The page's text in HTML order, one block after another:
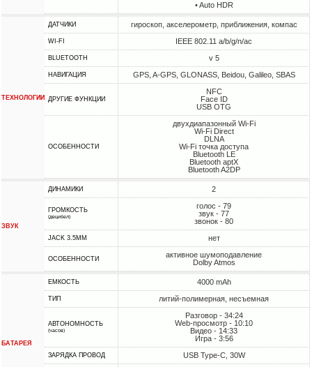
• Auto HDR
ТЕХНОЛОГИИ
ДАТЧИКИ гироскоп, акселерометр, приближения, компас
WI-FI IEEE 802.11 a/b/g/n/ac
BLUETOOTH v 5
НАВИГАЦИЯ GPS, A-GPS, GLONASS, Beidou, Galileo, SBAS
ДРУГИЕ ФУНКЦИИ
NFC
Face ID
USB OTG
ОСОБЕННОСТИ
двухдиапазонный Wi-Fi
Wi-Fi Direct
DLNA
Wi-Fi точка доступа
Bluetooth LE
Bluetooth aptX
Bluetooth A2DP
ЗВУК
ДИНАМИКИ 2
ГРОМКОСТЬ
(децибел)
голос - 79
звук - 77
звонок - 80
JACK 3.5MM нет
ОСОБЕННОСТИ
активное шумоподавление
Dolby Atmos
БАТАРЕЯ
ЕМКОСТЬ 4000 mAh
ТИП литий-полимерная, несъемная
АВТОНОМНОСТЬ
(часов)
Разговор - 34:24
Web-просмотр - 10:10
Видео - 14:33
Игра - 3:56
ЗАРЯДКА ПРОВОД USB Type-C, 30W